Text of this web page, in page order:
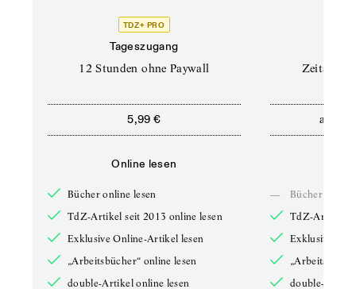
TDZ+ PRO
Tageszugang
12 Stunden ohne Paywall
5,99 €
Online lesen
Bücher online lesen
TdZ-Artikel seit 2013 online lesen
Exklusive Online-Artikel lesen
„Arbeitsbücher“ online lesen
double-Artikel online lesen
ab
—
Bücher online
TdZ-Artikel
Exklusive
double-